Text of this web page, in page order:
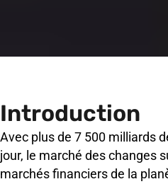
Introduction
Avec plus de 7 500 milliards
jour, le marché des changes
marchés financiers de la